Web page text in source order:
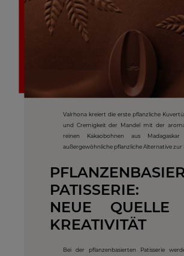
Valrhona kreiert die erste pflanzliche
und Cremigkeit der Mandel mit der
reinen Kakaobohnen aus
außergewöhnliche pflanzliche Alternative zur
PATISSERIE:
NEUE QUELLE
KREATIVITÄT
Bei der pflanzenbasierten Patisserie